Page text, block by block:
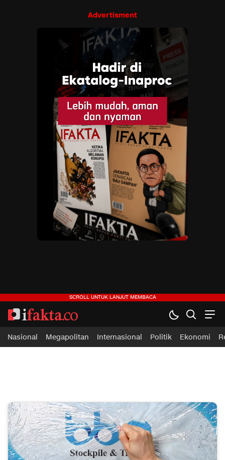
Advertisment
ifakta.co
#pastibenar
Nasional Megapolitan Internasional Politik Ekonomi